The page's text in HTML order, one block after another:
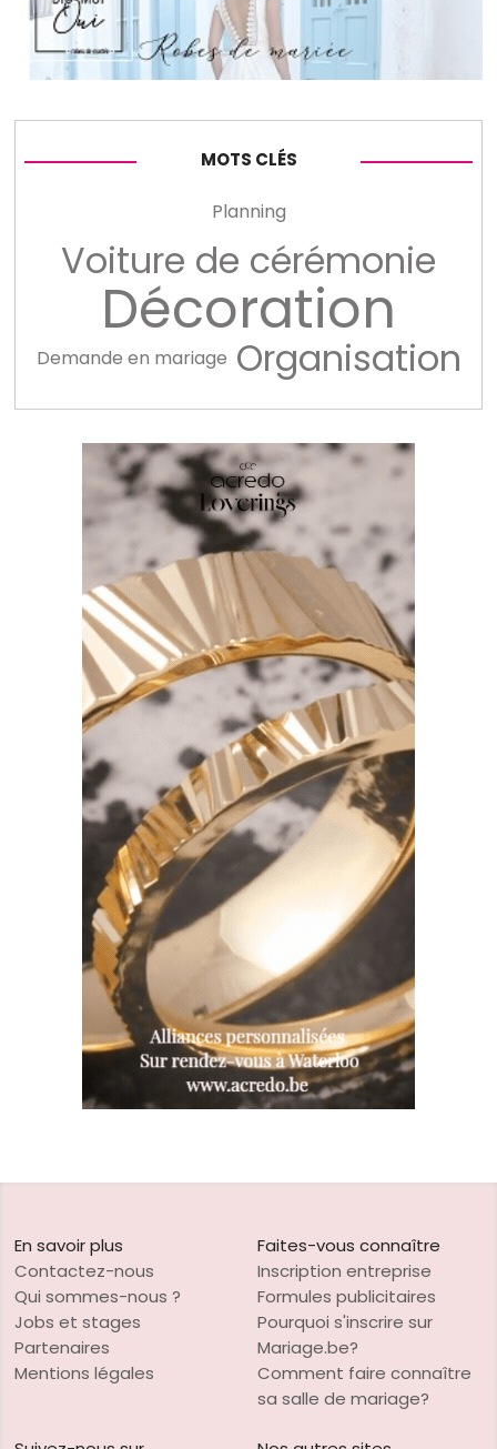
MOTS CLÉS
Planning
Voiture de cérémonie
Décoration
Demande en mariage Organisation
En savoir plus
Contactez-nous
Qui sommes-nous ?
Jobs et stages
Partenaires
Mentions légales
Faites-vous connaître
Inscription entreprise
Formules publicitaires
Pourquoi s'inscrire sur
Mariage.be?
Comment faire connaître
sa salle de mariage?